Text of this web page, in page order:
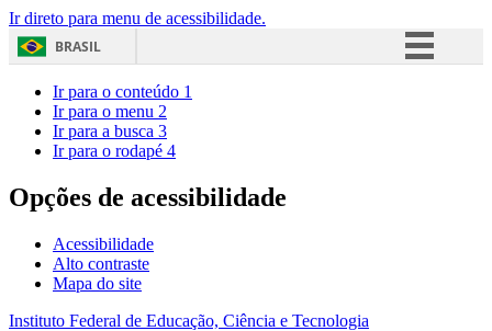
Ir direto para menu de acessibilidade.
BRASIL
Acesso à informação
Ir para o conteúdo 1
Ir para o menu 2
Ir para a busca 3
Ir para o rodapé 4
Opções de acessibilidade
Acessibilidade
Alto contraste
Mapa do site
Instituto Federal de Educação, Ciência e Tecnologia